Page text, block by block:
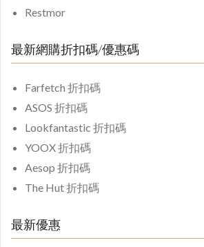
Restmor
最新網購折扣碼/優惠碼
Farfetch 折扣碼
ASOS 折扣碼
Lookfantastic 折扣碼
YOOX 折扣碼
Aesop 折扣碼
The Hut 折扣碼
最新優惠